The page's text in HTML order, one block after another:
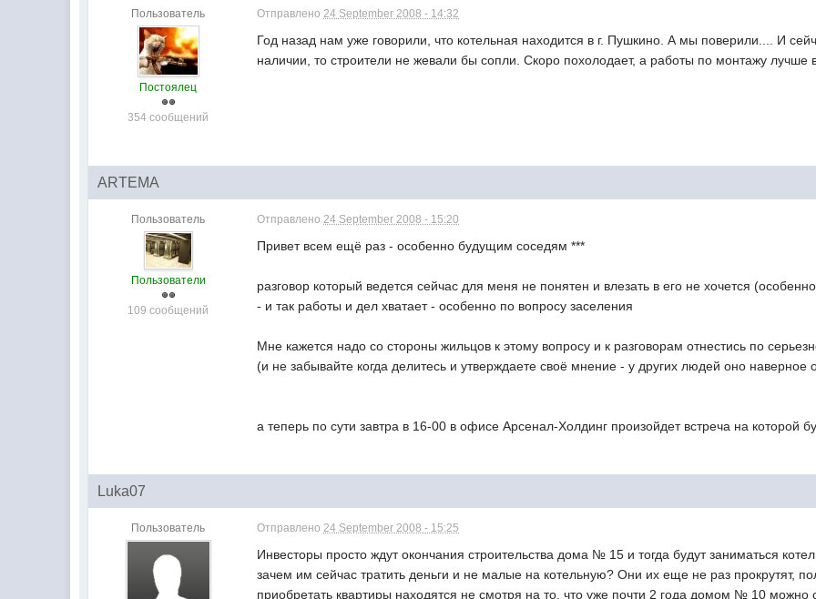
Пользователь
Постоялец
354 сообщений
Отправлено24 September 2008 - 14:32
Год назад нам уже говорили, что котельная находится в г. Пушкино. А мы поверили.... И
наличии, то строители не жевали бы сопли. Скоро похолодает, а работы по монтажу лучше
ARTEMA
Пользователь
Пользователи
109 сообщений
Отправлено24 September 2008 - 15:20
Привет всем ещё раз - особенно будущим соседям ***
разговор который ведется сейчас для меня не понятен и влезать в его не хочется
- и так работы и дел хватает - особенно по вопросу заселения
Мне кажется надо со стороны жильцов к этому вопросу и к разговорам отнестись по
(и не забывайте когда делитесь и утверждаете своё мнение - у других людей оно наверное
а теперь по сути завтра в 16-00 в офисе Арсенал-Холдинг произойдет встреча на которой
Luka07
Пользователь Отправлено24 September 2008 - 15:25
Инвесторы просто ждут окончания строительства дома № 15 и тогда будут заниматься
зачем им сейчас тратить деньги и не малые на котельную? Они их еще не раз прокрутят,
приобретать квартиры находятся не смотря на то, что уже почти 2 года домом № 10 можно